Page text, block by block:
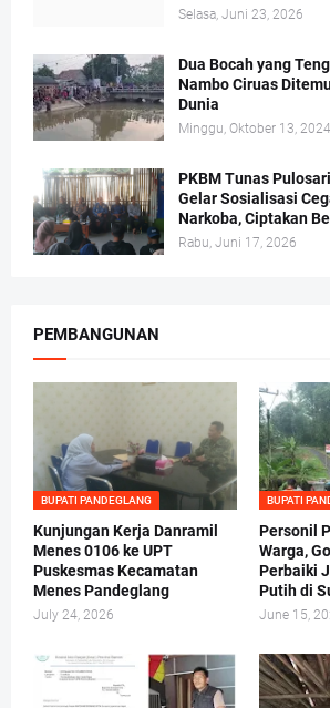
Selasa, Juni 23, 2026
Dua Bocah yang
Nambo Ciruas
Dunia
Minggu, Oktober 13, 2024
PKBM Tunas
Gelar Sosialisasi
Narkoba, Ciptakan
Rabu, Juni 17, 2026
PEMBANGUNAN
BUPATI PANDEGLANG
Kunjungan Kerja Danramil
Menes 0106 ke UPT
Puskesmas Kecamatan
Menes Pandeglang
July 24, 2026
BUPATI
Personil
Warga,
Perbaiki
Putih di
June 15,